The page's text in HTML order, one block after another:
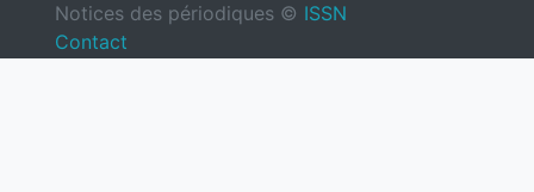
Notices des périodiques © ISSN
Contact